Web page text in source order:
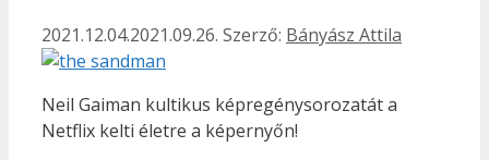
2021.12.04.2021.09.26. Szerző: Bányász Attila
Neil Gaiman kultikus képregénysorozatát a
Netflix kelti életre a képernyőn!